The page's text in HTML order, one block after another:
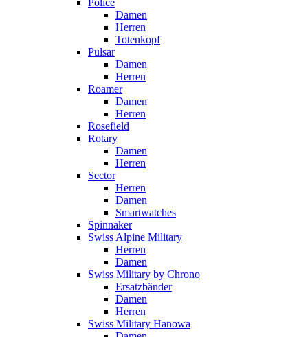
Police
Damen
Herren
Totenkopf
Pulsar
Damen
Herren
Roamer
Damen
Herren
Rosefield
Rotary
Damen
Herren
Sector
Herren
Damen
Smartwatches
Spinnaker
Swiss Alpine Military
Herren
Damen
Swiss Military by Chrono
Ersatzbänder
Damen
Herren
Swiss Military Hanowa